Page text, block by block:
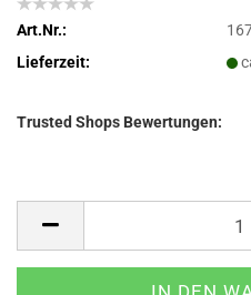
Art.Nr.:
Lieferzeit:
Trusted Shops Bewertungen: